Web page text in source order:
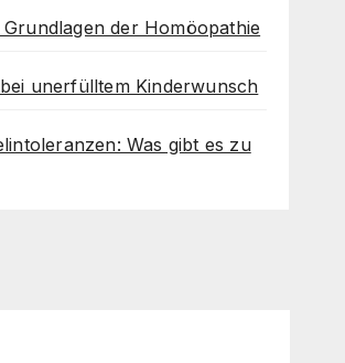
der Homöopathie
unerfülltem Kinderwunsch
Was gibt es zu